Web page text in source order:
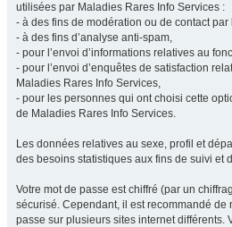
utilisées par Maladies Rares Info Services :
- à des fins de modération ou de contact par
- à des fins d’analyse anti-spam,
- pour l’envoi d’informations relatives au
- pour l’envoi d’enquêtes de satisfaction
Maladies Rares Info Services,
- pour les personnes qui ont choisi cette
de Maladies Rares Info Services.
Les données relatives au sexe, profil et
des besoins statistiques aux fins de suivi et
Votre mot de passe est chiffré (par un
sécurisé. Cependant, il est recommandé de
passe sur plusieurs sites internet différents.